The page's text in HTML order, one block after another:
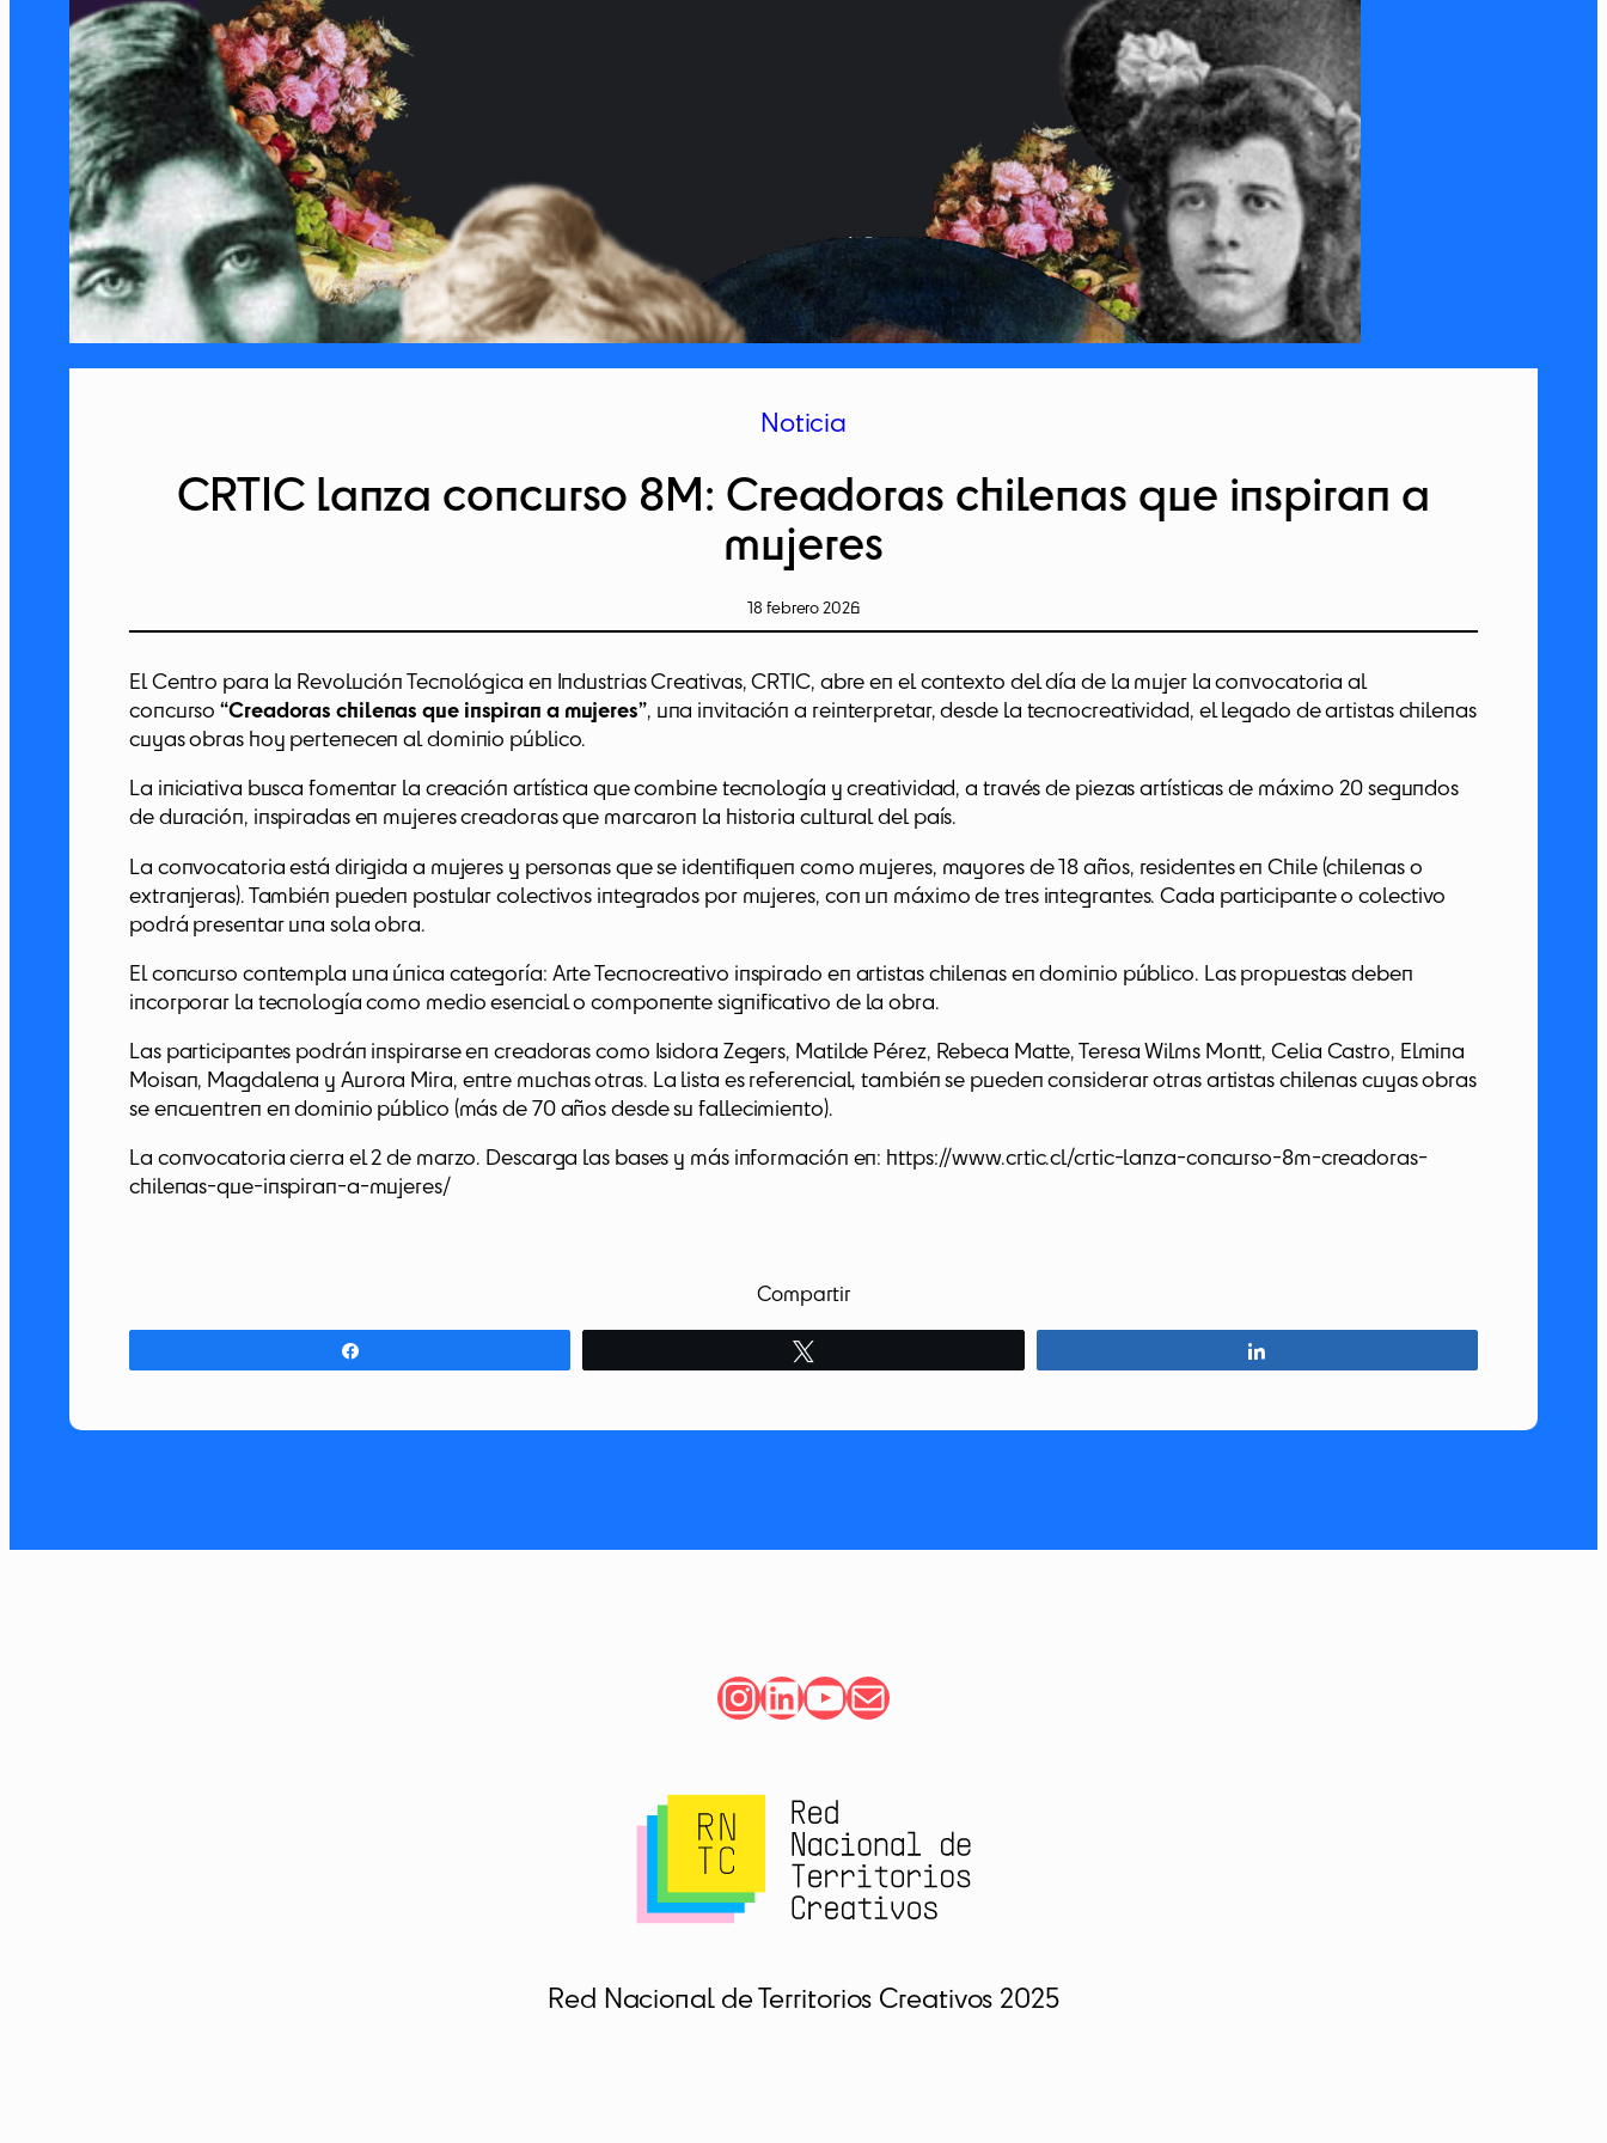
Noticia
CRTIC lanza concurso 8M: Creadoras chilenas que inspiran a
mujeres
18 febrero 2026
El Centro para la Revolución Tecnológica en Industrias Creativas, CRTIC, abre en el contexto del día de la mujer la convocatoria al
concurso“Creadoras chilenas que inspiran a mujeres”, una invitación a reinterpretar, desde la tecnocreatividad, el legado de artistas chilenas
cuyas obras hoy pertenecen al dominio público.
La iniciativa busca fomentar la creación artística que combine tecnología y creatividad, a través de piezas artísticas de máximo 20 segundos
de duración, inspiradas en mujeres creadoras que marcaron la historia cultural del país.
La convocatoria está dirigida a mujeres y personas que se identifiquen como mujeres, mayores de 18 años, residentes en Chile (chilenas o
extranjeras). También pueden postular colectivos integrados por mujeres, con un máximo de tres integrantes. Cada participante o colectivo
podrá presentar una sola obra.
El concurso contempla una única categoría: Arte Tecnocreativo inspirado en artistas chilenas en dominio público. Las propuestas deben
incorporar la tecnología como medio esencial o componente significativo de la obra.
Las participantes podrán inspirarse en creadoras como Isidora Zegers, Matilde Pérez, Rebeca Matte, Teresa Wilms Montt, Celia Castro, Elmina
Moisan, Magdalena y Aurora Mira, entre muchas otras. La lista es referencial, también se pueden considerar otras artistas chilenas cuyas obras
se encuentren en dominio público (más de 70 años desde su fallecimiento).
La convocatoria cierra el 2 de marzo. Descarga las bases y más información en: https://www.crtic.cl/crtic-lanza-concurso-8m-creadoras-
chilenas-que-inspiran-a-mujeres/
Compartir
Instagram
LinkedIn
YouTube
Correo electrónico
Red Nacional de Territorios Creativos 2025